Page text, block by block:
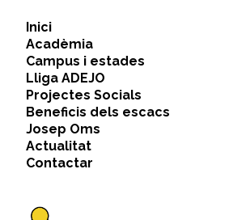
Inici
Acadèmia
Campus i estades
Lliga ADEJO
Projectes Socials
Beneficis dels escacs
Josep Oms
Actualitat
Contactar